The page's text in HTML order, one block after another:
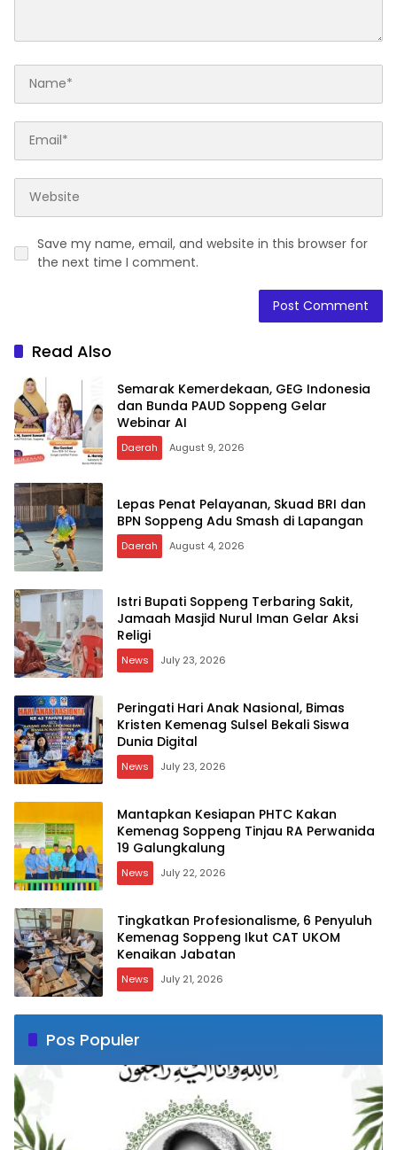
Save my name, email, and website in this browser for
the next time I comment.
Read Also
Semarak Kemerdekaan, GEG Indonesia
dan Bunda PAUD Soppeng Gelar
Webinar AI
Daerah August 9, 2026
Lepas Penat Pelayanan, Skuad BRI dan
BPN Soppeng Adu Smash di Lapangan
Daerah August 4, 2026
Istri Bupati Soppeng Terbaring Sakit,
Jamaah Masjid Nurul Iman Gelar Aksi
Religi
News July 23, 2026
Peringati Hari Anak Nasional, Bimas
Kristen Kemenag Sulsel Bekali Siswa
Dunia Digital
News July 23, 2026
Mantapkan Kesiapan PHTC Kakan
Kemenag Soppeng Tinjau RA Perwanida
19 Galungkalung
News July 22, 2026
Tingkatkan Profesionalisme, 6 Penyuluh
Kemenag Soppeng Ikut CAT UKOM
Kenaikan Jabatan
News July 21, 2026
Pos Populer